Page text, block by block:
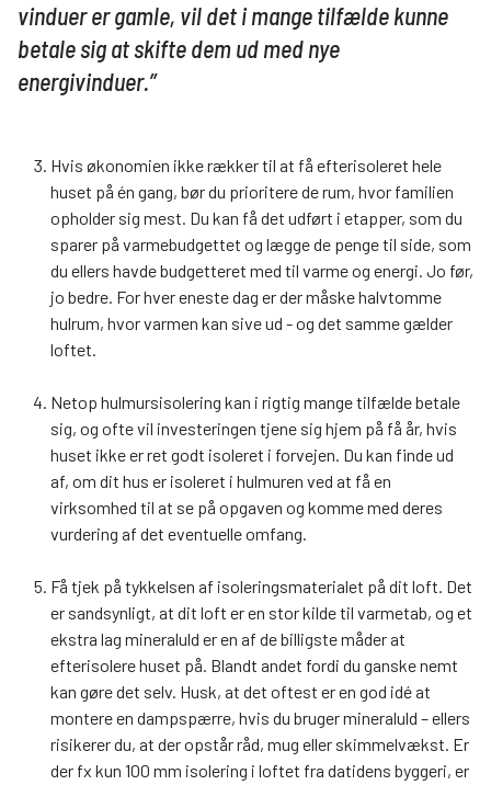
vinduer er gamle, vil det i mange tilfælde kunne
betale sig at skifte dem ud med nye
energivinduer.”
Hvis økonomien ikke rækker til at få efterisoleret hele
huset på én gang, bør du prioritere de rum, hvor familien
opholder sig mest. Du kan få det udført i etapper, som du
sparer på varmebudgettet og lægge de penge til side, som
du ellers havde budgetteret med til varme og energi. Jo før,
jo bedre. For hver eneste dag er der måske halvtomme
hulrum, hvor varmen kan sive ud - og det samme gælder
loftet.
Netop hulmursisolering kan i rigtig mange tilfælde betale
sig, og ofte vil investeringen tjene sig hjem på få år, hvis
huset ikke er ret godt isoleret i forvejen. Du kan finde ud
af, om dit hus er isoleret i hulmuren ved at få en
virksomhed til at se på opgaven og komme med deres
vurdering af det eventuelle omfang.
Få tjek på tykkelsen af isoleringsmaterialet på dit loft. Det
er sandsynligt, at dit loft er en stor kilde til varmetab, og et
ekstra lag mineraluld er en af de billigste måder at
efterisolere huset på. Blandt andet fordi du ganske nemt
kan gøre det selv. Husk, at det oftest er en god idé at
montere en dampspærre, hvis du bruger mineraluld – ellers
risikerer du, at der opstår råd, mug eller skimmelvækst. Er
der fx kun 100 mm isolering i loftet fra datidens byggeri, er